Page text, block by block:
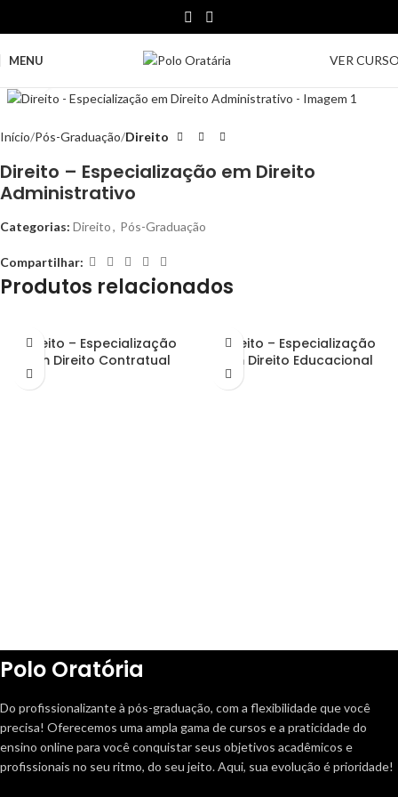
MENU VER
Início Pós-Graduação Direito
Direito – Especialização em Direito
Administrativo
Categorias: Direito, Pós-Graduação
Compartilhar:
Produtos relacionados
Direito – Especialização
em Direito Contratual
Direito – Especialização
em Direito Educacional
Polo Oratória
Do profissionalizante à pós-graduação, com a flexibilidade que você
precisa! Oferecemos uma ampla gama de cursos e a praticidade do
ensino online para você conquistar seus objetivos acadêmicos e
profissionais no seu ritmo, do seu jeito. Aqui, sua evolução é prioridade!